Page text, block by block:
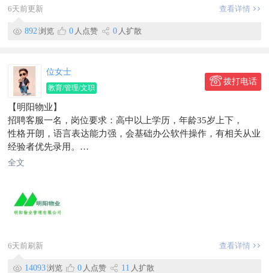
信息有效期到10月1日
6天前更新
查看详情
892 浏览 0 人点赞 0 人扩散
位女士
教育/管理/文职
拨打电话
【明阳物业】
招聘客服一名，岗位要求：高中以上学历，年龄35岁上下，
性格开朗，语言表达能力强，会基础办公软件操作，有相关从业
经验者优先录用。
薪资待遇3000-3500元。
信息有效期到2026/05/24
全文
6天前刷新 查看详情
14093浏览 0 人点赞 11 人扩散